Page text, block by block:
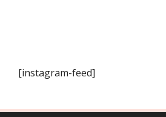
[instagram-feed]